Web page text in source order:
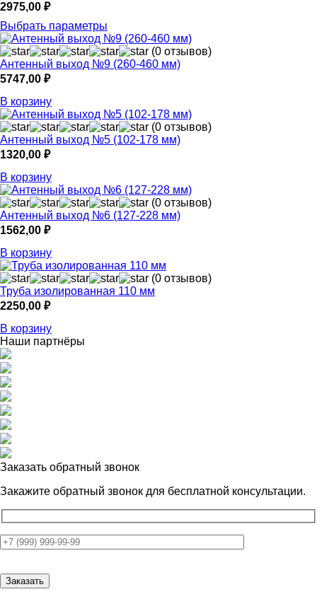
2975,00 ₽
Выбрать параметры
(0 отзывов)
Антенный выход №9 (260-460 мм)
5747,00 ₽
В корзину
(0 отзывов)
Антенный выход №5 (102-178 мм)
1320,00 ₽
В корзину
(0 отзывов)
Антенный выход №6 (127-228 мм)
1562,00 ₽
В корзину
(0 отзывов)
Труба изолированная 110 мм
2250,00 ₽
В корзину
Наши партнёры
Заказать обратный звонок
Закажите обратный звонок для бесплатной консультации.